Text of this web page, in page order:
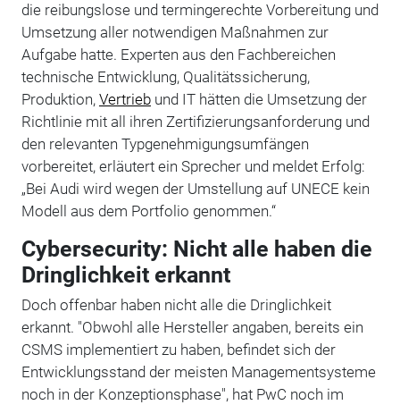
die reibungslose und termingerechte Vorbereitung und
Umsetzung aller notwendigen Maßnahmen zur
Aufgabe hatte. Experten aus den Fachbereichen
technische Entwicklung, Qualitätssicherung,
Produktion, Vertriebund IT hätten die Umsetzung der
Richtlinie mit all ihren Zertifizierungsanforderung und
den relevanten Typgenehmigungsumfängen
vorbereitet, erläutert ein Sprecher und meldet Erfolg:
„Bei Audi wird wegen der Umstellung auf UNECE kein
Modell aus dem Portfolio genommen.“
Cybersecurity: Nicht alle haben die
Dringlichkeit erkannt
Doch offenbar haben nicht alle die Dringlichkeit
erkannt. "Obwohl alle Hersteller angaben, bereits ein
CSMS implementiert zu haben, befindet sich der
Entwicklungsstand der meisten Managementsysteme
noch in der Konzeptionsphase", hat PwC noch im